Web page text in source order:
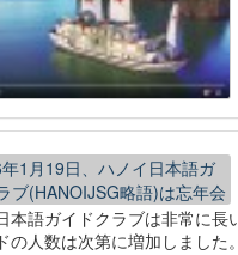
本語ガイドクラブは非常に
の人数は次第に増加しました。